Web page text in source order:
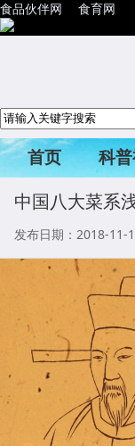
食品伙伴网 食育网
首页 科
科普活动
中国八大菜
发布日期：2018-11-